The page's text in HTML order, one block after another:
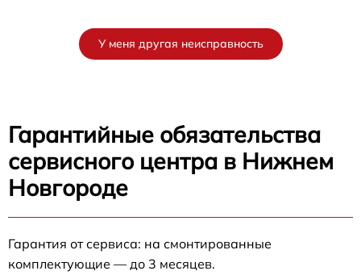
У меня другая неисправность
Гарантийные обязательства
сервисного центра в Нижнем
Новгороде
Гарантия от сервиса: на смонтированные
комплектующие — до 3 месяцев.